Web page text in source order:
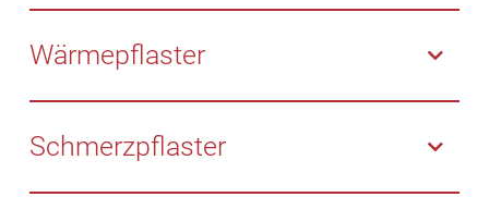
Wärmeumschläge werden wie ein Gürtel aus Vlies um
den Rücken gelegt oder als Pflaster auf die
schmerzende Stelle geklebt. Sie können bei
Verspannungen und Muskelschmerzen etwa 8 bis 10
Stunden großflächig Tiefenwärme abgeben und
dadurch die Schmerzen lindern. Bei empfindlicher
Wärmepflaster
Wärmepflaster mit Capsaicin oder ähnlichen
Wirkstoffen fördern die Durchblutung und lindern
Muskelschmerzen. Die Pflaster werden auf die
Schmerzpflaster